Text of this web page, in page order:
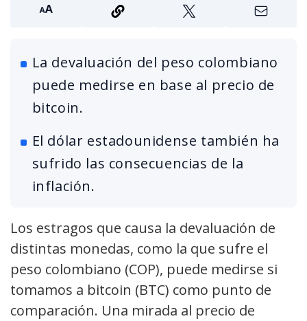
La devaluación del peso colombiano
puede medirse en base al precio de
bitcoin.
El dólar estadounidense también ha
sufrido las consecuencias de la
inflación.
Los estragos que causa la devaluación de
distintas monedas, como la que sufre el
peso colombiano (COP), puede medirse si
tomamos a bitcoin (BTC) como punto de
comparación. Una mirada al precio de